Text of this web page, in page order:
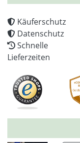
Käuferschutz
Datenschutz
Schnelle
Lieferzeiten